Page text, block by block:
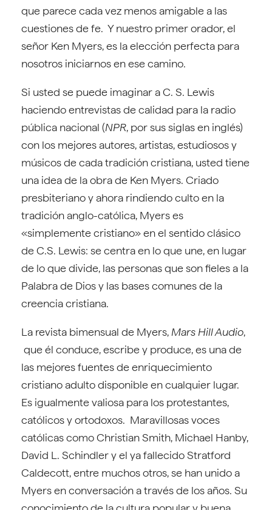
que parece cada vez menos amigable a las
cuestiones de fe. Y nuestro primer orador, el
señor Ken Myers, es la elección perfecta para
nosotros iniciarnos en ese camino.
Si usted se puede imaginar a C. S. Lewis
haciendo entrevistas de calidad para la radio
pública nacional (NPR, por sus siglas en inglés)
con los mejores autores, artistas, estudiosos y
músicos de cada tradición cristiana, usted tiene
una idea de la obra de Ken Myers. Criado
presbiteriano y ahora rindiendo culto en la
tradición anglo-católica, Myers es
«simplemente cristiano» en el sentido clásico
de C.S. Lewis: se centra en lo que une, en lugar
de lo que divide, las personas que son fieles a la
Palabra de Dios y las bases comunes de la
creencia cristiana.
La revista bimensual de Myers, Mars Hill Audio,
que él conduce, escribe y produce, es una de
las mejores fuentes de enriquecimiento
cristiano adulto disponible en cualquier lugar.
Es igualmente valiosa para los protestantes,
católicos y ortodoxos. Maravillosas voces
católicas como Christian Smith, Michael Hanby,
David L. Schindler y el ya fallecido Stratford
Caldecott, entre muchos otros, se han unido a
Myers en conversación a través de los años. Su